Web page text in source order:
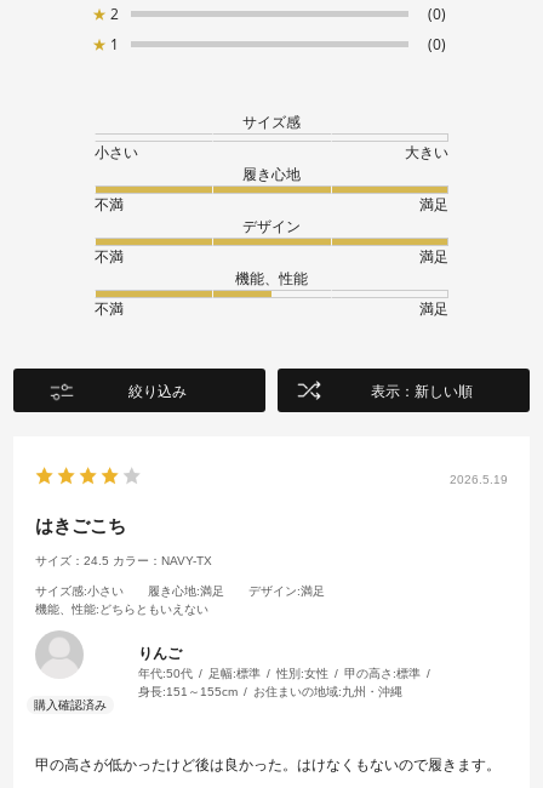
★ 2
(0)
★ 1 (0)
サイズ感
小さい
大きい
履き心地
不満
満足
デザイン
不満
満足
機能、性能
不満
満足
絞り込み 表示：新しい順
2026.5.19
はきごこち
サイズ：24.5 カラー：NAVY-TX
サイズ感:小さい 履き心地:満足 デザイン:満足
機能、性能:どちらともいえない
りんご
年代:50代 足幅:標準 性別:女性 甲の高さ:標準
身長:151～155cm お住まいの地域:九州・沖縄
甲の高さが低かったけど後は良かった。はけなくもないので履きます。